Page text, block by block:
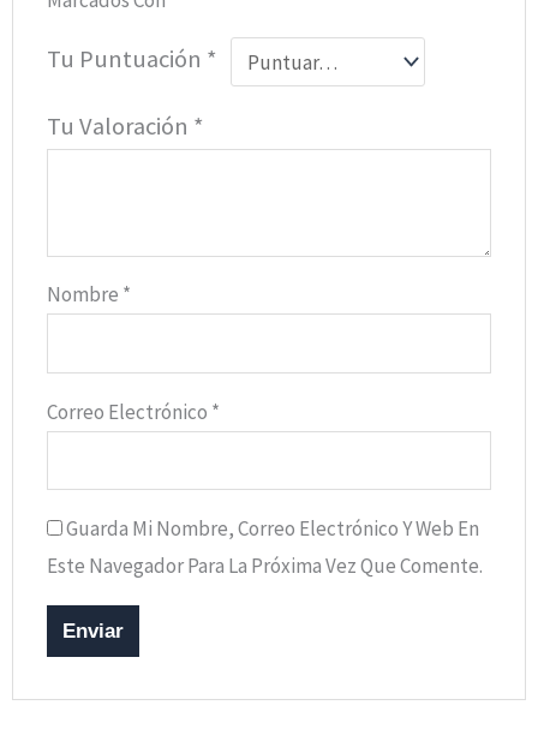
Tu Puntuación *
Tu Valoración *
Nombre *
Correo Electrónico *
Guarda Mi Nombre, Correo Electrónico Y Web En
Este Navegador Para La Próxima Vez Que Comente.